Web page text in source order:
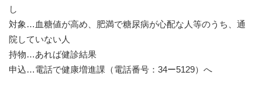
し
対象…血糖値が高め、肥満で糖尿病が心配な人等のうち、通
院していない人
持物…あれば健診結果
申込…電話で健康増進課（電話番号：34ー5129）へ